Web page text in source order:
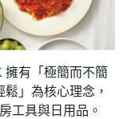
擁有「極簡而不簡
」為核心理念，
工具與日用品。